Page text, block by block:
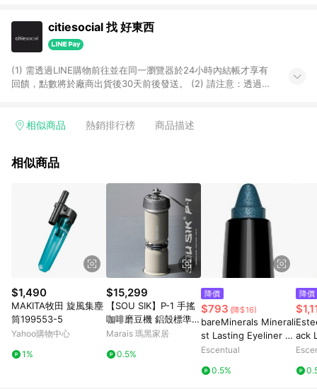
citiesocial 找 好東西
(1) 需透過LINE購物前往並在同一瀏覽器於24小時內結帳才享有
回饋，點數將於廠商出貨後30天前後發送。 (2) 請注意：透過
相似商品 熱銷排行榜 商品描述
相似商品
$1,490
MAKITA牧田 旋風集塵
筒199553-5
Yahoo購物中心
1%
$15,299
【SOU SIK】P-1 手搖
咖啡磨豆機 鋁殼標準款
噴粉沙漠黃版本
Marais 瑪黑家居
0.5%
降價
$793 (降$16)
bareMinerals Minerali
st Lasting Eyeliner 0.
35g Aquamarine
Escentual
0.5%
降價
ack
nyx